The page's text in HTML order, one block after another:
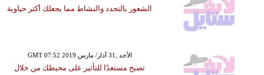
الشعور بالتجدد والنشاط مما يجعلك أكثر حياوية
GMT 07:52 2019 الأحد ,31 آذار/ مارس
تصبح مستعدًا للتأثير على محيطك من خلال